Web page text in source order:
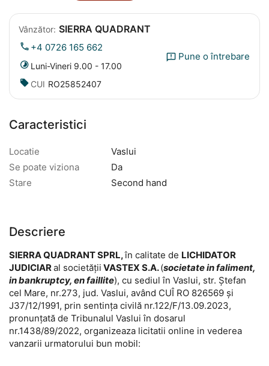
Vânzător: SIERRA QUADRANT
+4 0726 165 662
Luni-Vineri 9.00 - 17.00
CUI RO25852407
Pune o întrebare
Caracteristici
Locatie
Vaslui
Se poate viziona
Da
Stare
Second hand
Descriere
SIERRA QUADRANT SPRL,în calitate de LICHIDATOR
JUDICIARal societății VASTEX S.A.(societate in faliment,
in bankruptcy, en faillite), cu sediul în Vaslui, str. Ștefan
cel Mare, nr.273, jud. Vaslui, având CUÎ RO 826569 și
J37/12/1991, prin sentința civilă nr.122/F/13.09.2023,
pronunțată de Tribunalul Vaslui în dosarul
nr.1438/89/2022, organizeaza licitatii online in vederea
vanzarii urmatorului bun mobil: